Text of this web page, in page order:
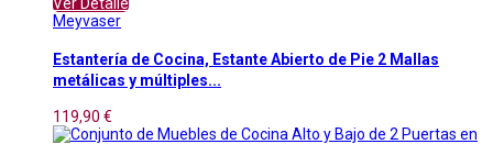
Ver Detalle
Meyvaser
Estantería de Cocina, Estante Abierto de Pie 2 Mallas
metálicas y múltiples...
119,90 €